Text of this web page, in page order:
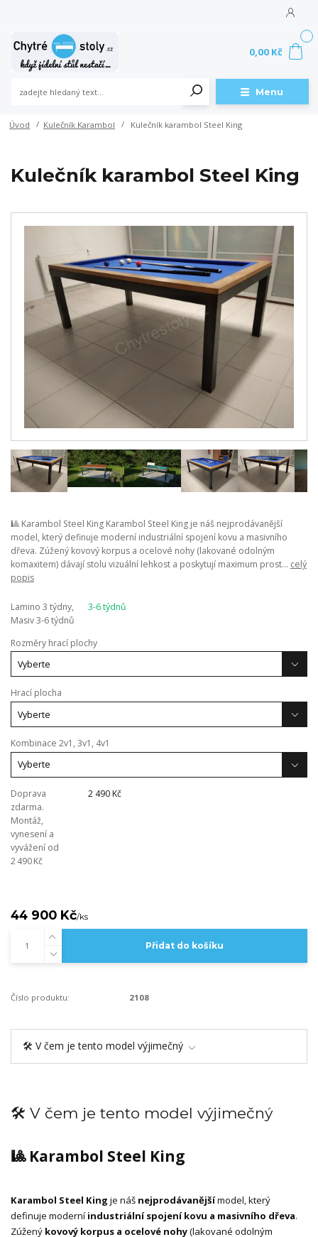
Menu
0,00 Kč
Úvod Kulečník Karambol Kulečník karambol Steel King
Kulečník karambol Steel King
🎱 Karambol Steel King Karambol Steel King je náš nejprodávanější
model, který definuje moderní industriální spojení kovu a masivního
dřeva. Zúžený kovový korpus a ocelové nohy (lakované odolným
komaxitem) dávají stolu vizuální lehkost a poskytují maximum prost... celý
popis
Lamino 3 týdny,
Masiv 3-6 týdnů
3-6 týdnů
Rozměry hrací plochy
Hrací plocha
Kombinace 2v1, 3v1, 4v1
Doprava
zdarma.
Montáž,
vynesení a
vyvážení od
2 490 Kč
2 490 Kč
44 900 Kč/ks
Přidat do košíku
Číslo produktu: 2108
🛠️ V čem je tento model výjimečný
🛠️ V čem je tento model výjimečný
🎱 Karambol Steel King
Karambol Steel King je náš nejprodávanějšímodel, který
definuje moderní industriální spojení kovu a masivního dřeva.
Zúžený kovový korpus a ocelové nohy(lakované odolným